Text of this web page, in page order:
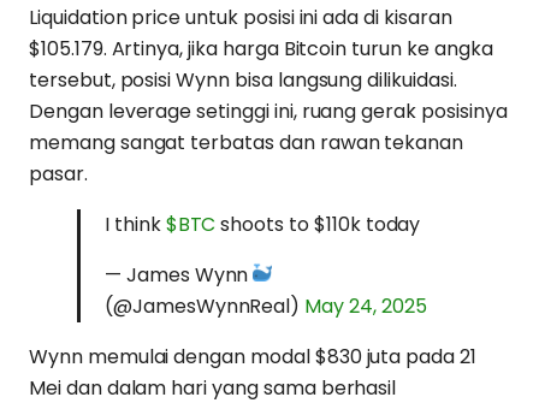
Liquidation price untuk posisi ini ada di kisaran
$105.179. Artinya, jika harga Bitcoin turun ke angka
tersebut, posisi Wynn bisa langsung dilikuidasi.
Dengan leverage setinggi ini, ruang gerak posisinya
memang sangat terbatas dan rawan tekanan
pasar.
I think$BTC shoots to $110k today
— James Wynn
(@JamesWynnReal) May 24, 2025
Wynn memulai dengan modal $830 juta pada 21
Mei dan dalam hari yang sama berhasil